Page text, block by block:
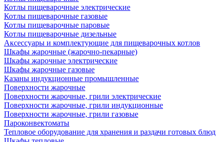
Котлы пищеварочные электрические
Котлы пищеварочные газовые
Котлы пищеварочные паровые
Котлы пищеварочные дизельные
Аксессуары и комплектующие для пищеварочных котлов
Шкафы жарочные (жарочно-пекарные)
Шкафы жарочные электрические
Шкафы жарочные газовые
Казаны индукционные промышленные
Поверхности жарочные
Поверхности жарочные, грили электрические
Поверхности жарочные, грили индукционные
Поверхности жарочные, грили газовые
Пароконвектоматы
Тепловое оборудование для хранения и раздачи готовых блюд